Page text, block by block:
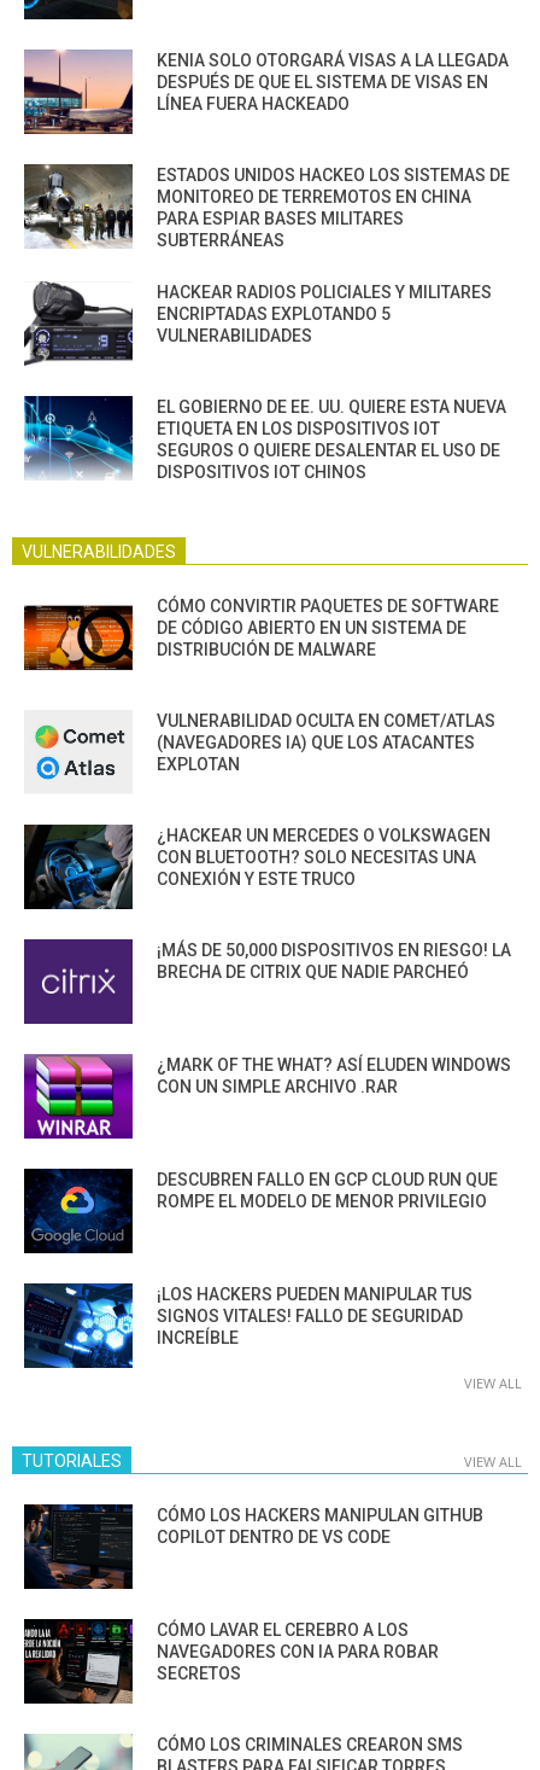
KENIA SOLO OTORGARÁ VISAS A LA LLEGADA
DESPUÉS DE QUE EL SISTEMA DE VISAS EN
LÍNEA FUERA HACKEADO
ESTADOS UNIDOS HACKEO LOS SISTEMAS DE
MONITOREO DE TERREMOTOS EN CHINA
PARA ESPIAR BASES MILITARES
SUBTERRÁNEAS
HACKEAR RADIOS POLICIALES Y MILITARES
ENCRIPTADAS EXPLOTANDO 5
VULNERABILIDADES
EL GOBIERNO DE EE. UU. QUIERE ESTA NUEVA
ETIQUETA EN LOS DISPOSITIVOS IOT
SEGUROS O QUIERE DESALENTAR EL USO DE
DISPOSITIVOS IOT CHINOS
VULNERABILIDADES
CÓMO CONVIRTIR PAQUETES DE SOFTWARE
DE CÓDIGO ABIERTO EN UN SISTEMA DE
DISTRIBUCIÓN DE MALWARE
VULNERABILIDAD OCULTA EN COMET/ATLAS
(NAVEGADORES IA) QUE LOS ATACANTES
EXPLOTAN
¿HACKEAR UN MERCEDES O VOLKSWAGEN
CON BLUETOOTH? SOLO NECESITAS UNA
CONEXIÓN Y ESTE TRUCO
¡MÁS DE 50,000 DISPOSITIVOS EN RIESGO! LA
BRECHA DE CITRIX QUE NADIE PARCHEÓ
¿MARK OF THE WHAT? ASÍ ELUDEN WINDOWS
CON UN SIMPLE ARCHIVO .RAR
DESCUBREN FALLO EN GCP CLOUD RUN QUE
ROMPE EL MODELO DE MENOR PRIVILEGIO
¡LOS HACKERS PUEDEN MANIPULAR TUS
SIGNOS VITALES! FALLO DE SEGURIDAD
INCREÍBLE
VIEW ALL
TUTORIALES VIEW ALL
CÓMO LOS HACKERS MANIPULAN GITHUB
COPILOT DENTRO DE VS CODE
CÓMO LAVAR EL CEREBRO A LOS
NAVEGADORES CON IA PARA ROBAR
SECRETOS
CÓMO LOS CRIMINALES CREARON SMS
BLASTERS PARA FALSIFICAR TORRES